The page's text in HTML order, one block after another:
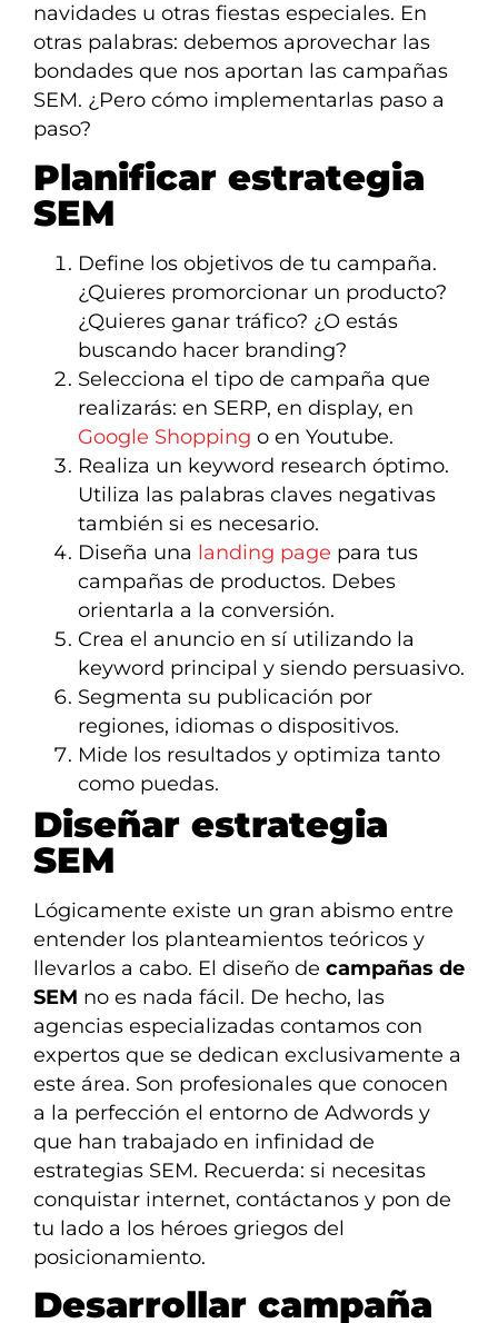
navidades u otras fiestas especiales. En
otras palabras: debemos aprovechar las
bondades que nos aportan las campañas
SEM. ¿Pero cómo implementarlas paso a
paso?
Planificar estrategia
SEM
Define los objetivos de tu campaña.
¿Quieres promorcionar un producto?
¿Quieres ganar tráfico? ¿O estás
buscando hacer branding?
Selecciona el tipo de campaña que
realizarás: en SERP, en display, en
Google Shopping o en Youtube.
Realiza un keyword research óptimo.
Utiliza las palabras claves negativas
también si es necesario.
Diseña una landing page para tus
campañas de productos. Debes
orientarla a la conversión.
Crea el anuncio en sí utilizando la
keyword principal y siendo persuasivo.
Segmenta su publicación por
regiones, idiomas o dispositivos.
Mide los resultados y optimiza tanto
como puedas.
Diseñar estrategia
SEM
Lógicamente existe un gran abismo entre
entender los planteamientos teóricos y
llevarlos a cabo. El diseño de campañas de
SEM no es nada fácil. De hecho, las
agencias especializadas contamos con
expertos que se dedican exclusivamente a
este área. Son profesionales que conocen
a la perfección el entorno de Adwords y
que han trabajado en infinidad de
estrategias SEM. Recuerda: si necesitas
conquistar internet, contáctanos y pon de
tu lado a los héroes griegos del
posicionamiento.
Desarrollar campaña